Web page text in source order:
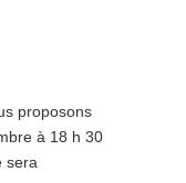
proposons
à 18 h 30
sera